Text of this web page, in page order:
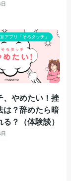
アプリ「そろタッチ」
、やめたい！挫
は？辞めたら暗
？（体験談）